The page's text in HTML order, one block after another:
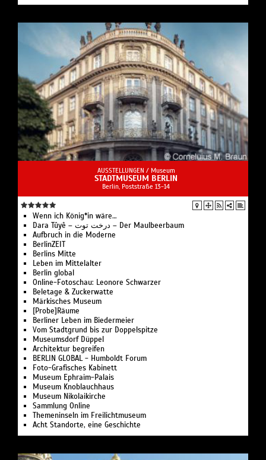
AUSSTELLUNGEN / Museum
STADTMUSEUM BERLIN
Berlin, Poststraße 13-14
Wenn ich König*in wäre…
Dara Tûyê – درخت توت – Der Maulbeerbaum
Aufbruch in die Moderne
BerlinZEIT
Berlins Mitte
Leben im Mittelalter
Berlin global
Online-Fotoschau: Leonore Schwarzer
Beletage & Zuckerwatte
Märkisches Museum
[Probe]Räume
Berliner Leben im Biedermeier
Vom Stadtgrund bis zur Doppelspitze
Museumsdorf Düppel
Architektur begreifen
BERLIN GLOBAL - Humboldt Forum
Foto-Grafisches Kabinett
Museum Ephraim-Palais
Museum Knoblauchhaus
Museum Nikolaikirche
Sammlung Online
Themeninseln im Freilichtmuseum
Acht Standorte, eine Geschichte